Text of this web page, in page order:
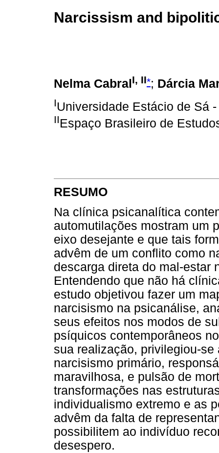
Narcissism and
Nelma CabralI, II*; Dárcia
IUniversidade Estácio de Sá
IIEspaço Brasileiro de
RESUMO
Na clínica psicanalítica
automutilações mostram um
eixo desejante e que tais
advêm de um conflito como
descarga direta do mal-estar
Entendendo que não há
estudo objetivou fazer um
narcisismo na psicanálise,
seus efeitos nos modos de
psíquicos contemporâneos
sua realização, privilegiou-
narcisismo primário,
maravilhosa, e pulsão de
transformações nas
individualismo extremo e as
advêm da falta de
possibilitem ao indivíduo
desespero.